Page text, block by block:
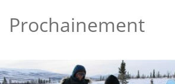
Prochainement